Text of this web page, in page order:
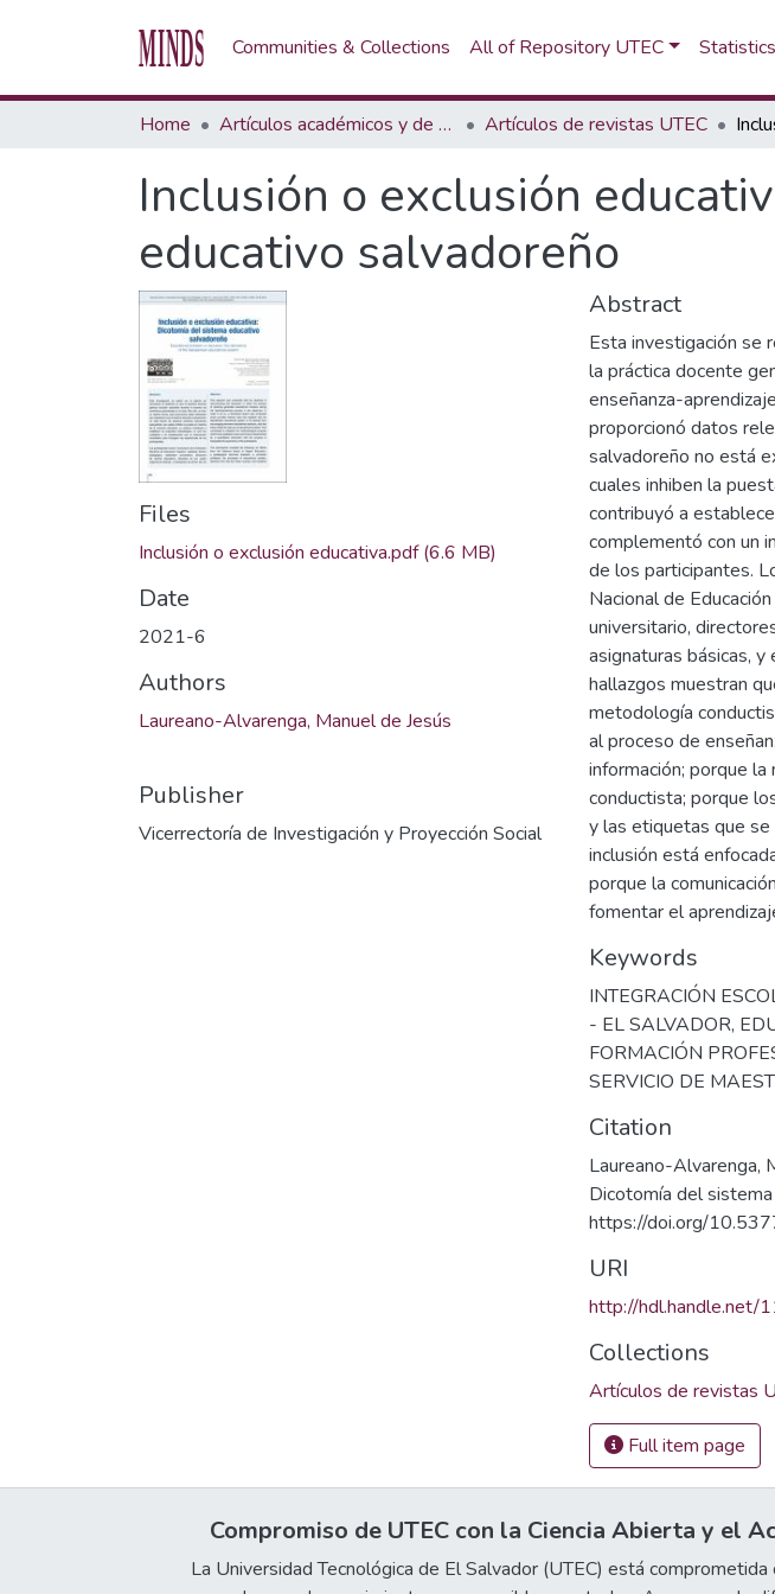
Communities & Collections All of Repository UTEC Statistics
Home Artículos académicos y de opinión Artículos de revistas UTEC
Inclusión o exclusión
educativo salvadoreño
Files
Inclusión o exclusión educativa.pdf(6.6 MB)
Date
2021-6
Authors
Laureano-Alvarenga, Manuel de Jesús
Publisher
Vicerrectoría de Investigación y Proyección Social
Abstract
Esta investigación se
la práctica docente
enseñanza-
proporcionó datos
salvadoreño no está
cuales inhiben la
contribuyó a
complementó con un
de los participantes.
Nacional de
universitario,
asignaturas básicas,
hallazgos muestran
metodología
al proceso de
información; porque
conductista; porque
y las etiquetas que se
inclusión está
porque la
fomentar el
Keywords
INTEGRACIÓN
- EL SALVADOR,
FORMACIÓN
SERVICIO DE
Citation
Laureano-Alvarenga,
Dicotomía del
https://doi.org/
URI
http://hdl.handle.net/
Collections
Artículos de revistas
Full item page
Compromiso de UTEC con la Ciencia Abierta y el
La Universidad Tecnológica de El Salvador (UTEC) está comprometida